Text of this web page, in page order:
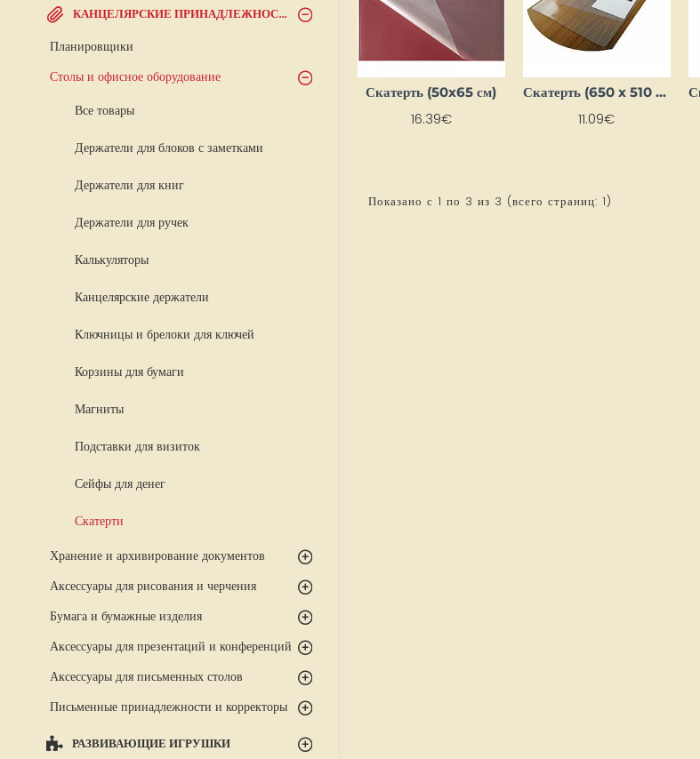
КАНЦЕЛЯРСКИЕ ПРИНАДЛЕЖНОСТИ
Планировщики
Столы и офисное оборудование
Все товары
Держатели для блоков с заметками
Держатели для книг
Держатели для ручек
Калькуляторы
Канцелярские держатели
Ключницы и брелоки для ключей
Корзины для бумаги
Магниты
Подставки для визиток
Сейфы для денег
Скатерти
Хранение и архивирование документов
Аксессуары для рисования и черчения
Бумага и бумажные изделия
Аксессуары для презентаций и конференций
Аксессуары для письменных столов
Письменные принадлежности и корректоры
РАЗВИВАЮЩИЕ ИГРУШКИ
Скатерть (50x65 см)
16.39€
Скатерть (650 x 510 мм) прозрачная
11.09€
Показано с 1 по 3 из 3 (всего страниц: 1)